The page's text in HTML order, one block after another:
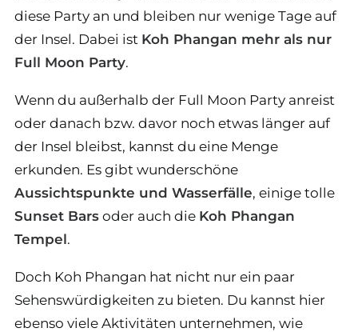
diese Party an und bleiben nur wenige Tage auf
der Insel. Dabei ist Koh Phangan mehr als nur
Full Moon Party.
Wenn du außerhalb der Full Moon Party anreist
oder danach bzw. davor noch etwas länger auf
der Insel bleibst, kannst du eine Menge
erkunden. Es gibt wunderschöne
Aussichtspunkte und Wasserfälle, einige tolle
Sunset Bars oder auch die Koh Phangan
Tempel.
Doch Koh Phangan hat nicht nur ein paar
Sehenswürdigkeiten zu bieten. Du kannst hier
ebenso viele Aktivitäten unternehmen, wie